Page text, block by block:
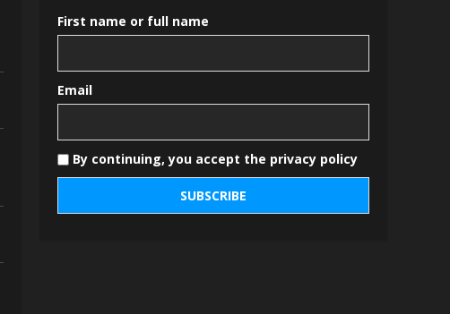
First name or full name
Email
By continuing, you accept the privacy policy